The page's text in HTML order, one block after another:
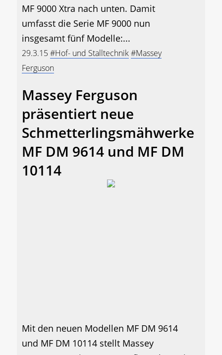
MF 9000 Xtra nach unten. Damit
umfasst die Serie MF 9000 nun
insgesamt fünf Modelle:...
29.3.15#Hof- und Stalltechnik#Massey
Ferguson
Massey Ferguson
präsentiert neue
Schmetterlingsmähwerke
MF DM 9614 und MF DM
10114
Mit den neuen Modellen MF DM 9614
und MF DM 10114 stellt Massey